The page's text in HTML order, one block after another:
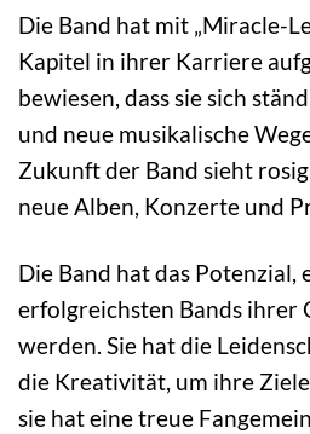
Die Band hat mit „Miracle-
Kapitel in ihrer Karriere
bewiesen, dass sie sich
und neue musikalische
Zukunft der Band sieht
neue Alben, Konzerte und
Die Band hat das Potenzial,
erfolgreichsten Bands ihrer
werden. Sie hat die
die Kreativität, um ihre
sie hat eine treue